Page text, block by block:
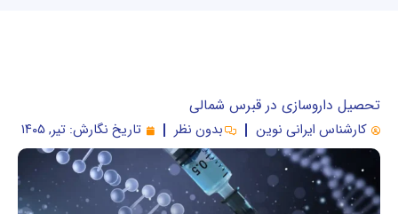
تحصیل داروسازی در قبرس شمالی
کارشناس ایرانی نوین بدون نظر تاریخ نگارش: تیر, ۱۴۰۵